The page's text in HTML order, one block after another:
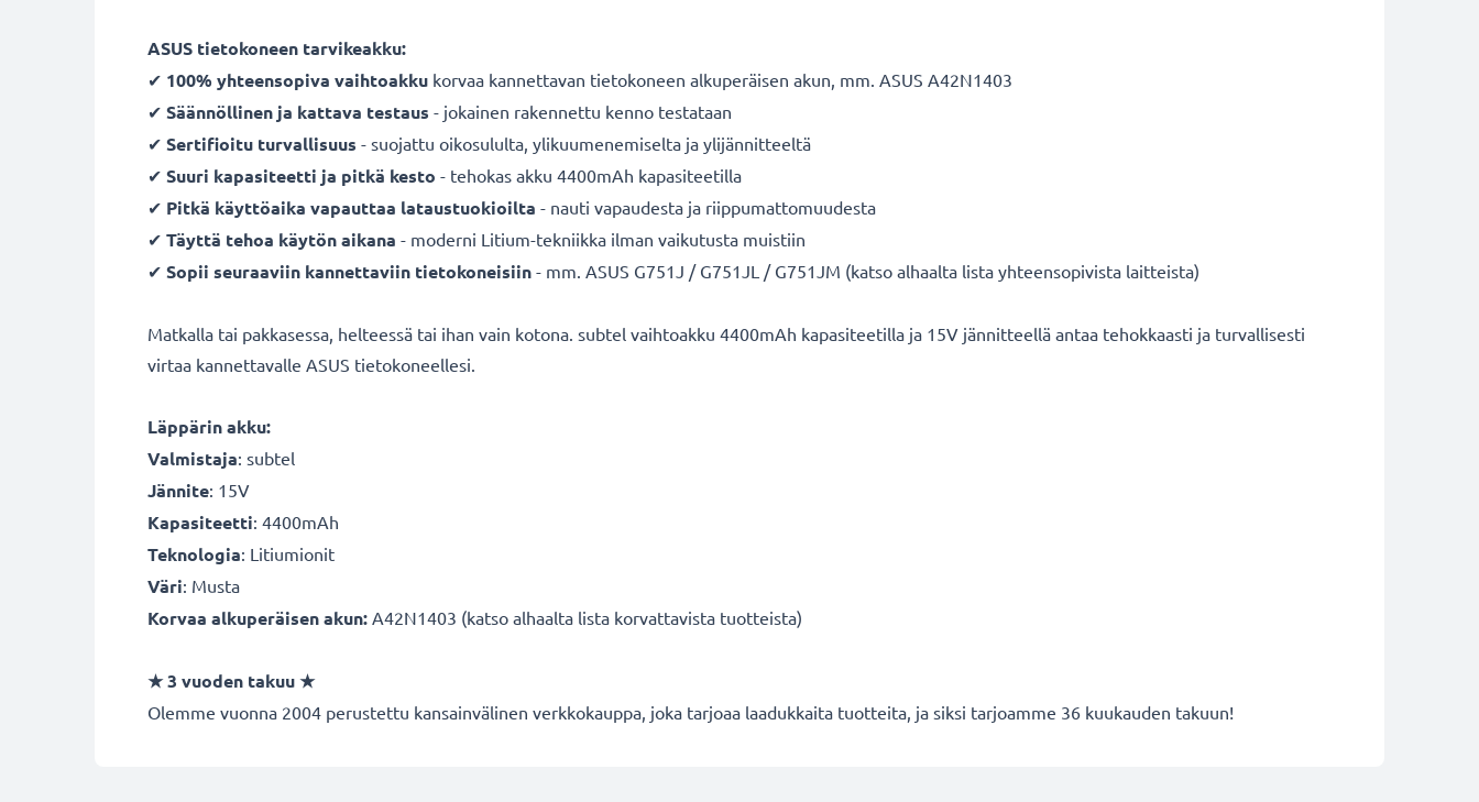
ASUS tietokoneen tarvikeakku:
✔ 100% yhteensopiva vaihtoakku korvaa kannettavan tietokoneen alkuperäisen akun, mm. ASUS A42N1403
✔ Säännöllinen ja kattava testaus - jokainen rakennettu kenno testataan
✔ Sertifioitu turvallisuus - suojattu oikosululta, ylikuumenemiselta ja ylijännitteeltä
✔ Suuri kapasiteetti ja pitkä kesto - tehokas akku 4400mAh kapasiteetilla
✔ Pitkä käyttöaika vapauttaa lataustuokioilta - nauti vapaudesta ja riippumattomuudesta
✔ Täyttä tehoa käytön aikana - moderni Litium-tekniikka ilman vaikutusta muistiin
✔ Sopii seuraaviin kannettaviin tietokoneisiin - mm. ASUS G751J / G751JL / G751JM (katso alhaalta lista yhteensopivista laitteista)
Matkalla tai pakkasessa, helteessä tai ihan vain kotona. subtel vaihtoakku 4400mAh kapasiteetilla ja 15V jännitteellä antaa tehokkaasti ja turvallisesti
virtaa kannettavalle ASUS tietokoneellesi.
Läppärin akku:
Valmistaja: subtel
Jännite: 15V
Kapasiteetti: 4400mAh
Teknologia: Litiumionit
Väri: Musta
Korvaa alkuperäisen akun: A42N1403 (katso alhaalta lista korvattavista tuotteista)
★3 vuoden takuu★
Olemme vuonna 2004 perustettu kansainvälinen verkkokauppa, joka tarjoaa laadukkaita tuotteita, ja siksi tarjoamme 36 kuukauden takuun!